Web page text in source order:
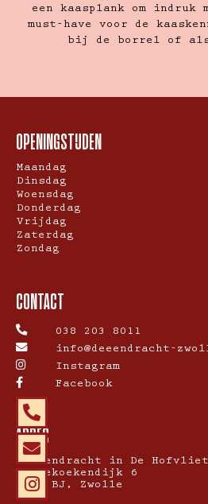
een kaasplank om indruk
must-have voor de
bij de borrel of als
OPENINGSTIJDEN
Maandag
Dinsdag
Woensdag
Donderdag
Vrijdag
Zaterdag
Zondag
CONTACT
038 203 8011
info@deeendracht-
Instagram
Facebook
ADRES
De Eendracht in De
Pannekoekendijk 6
8011 BJ, Zwolle